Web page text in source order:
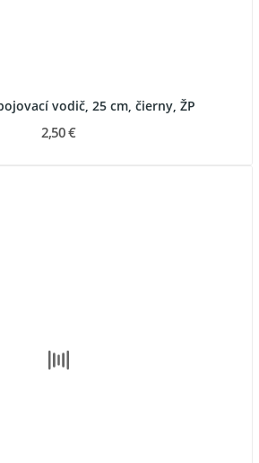
vodič, 25 cm, čierny, ŽP
2,50 €